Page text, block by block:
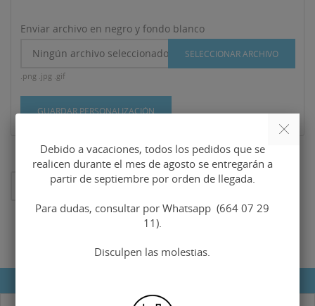
Enviar archivo en negro y fondo blanco
Ningún archivo seleccionado
SELECCIONAR ARCHIVO
.png .jpg .gif
GUARDAR PERSONALIZACIÓN
AL CARRITO
Debido a vacaciones, todos los pedidos que se
realicen durante el mes de agosto se entregarán a
partir de septiembre por orden de llegada.
Para dudas, consultar por Whatsapp (664 07 29
11).
Disculpen las molestias.